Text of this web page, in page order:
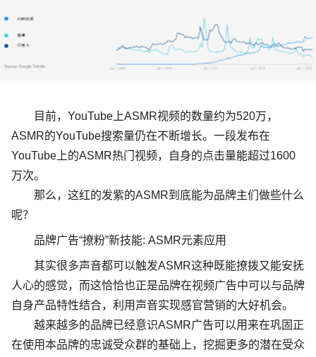
目前， YouTube 上ASMR视频的数量约为520万，
ASMR的YouTube搜索量仍在不断增长。 一段发布在
YouTube 上的ASMR热门视频，自身的点击量能超过1600
万次。
那么，这红的发紫的ASMR到底能为品牌主们做些什么
呢？
品牌广告“撩粉”新技能: ASMR元素应用
其实很多声音都可以触发ASMR这种既能撩拨又能安抚
人心的感觉，而这恰恰也正是品牌在视频广告中可以与品牌
自身产品特性结合，利用声音实现感官营销的大好机会。
越来越多的品牌已经意识ASMR广告可以用来在巩固正
在使用本品牌的忠诚受众群的基础上，挖掘更多的潜在受众